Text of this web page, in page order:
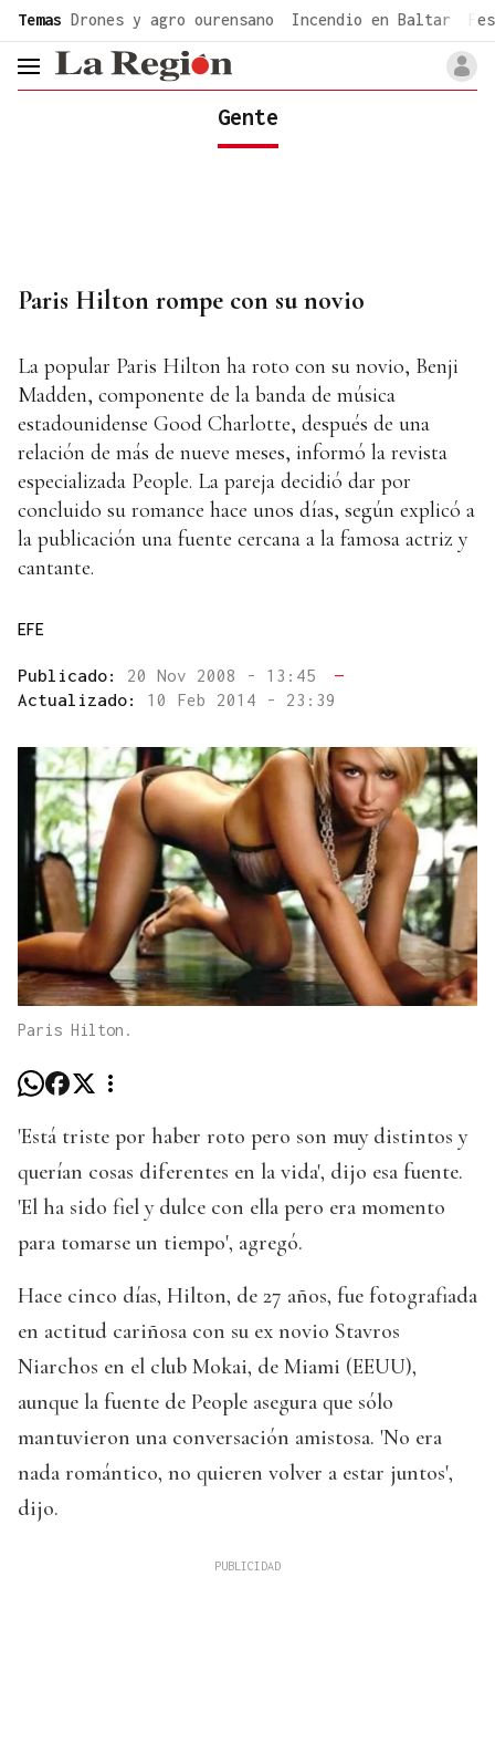
Temas Drones y agro ourensano Incendio en Baltar
header.menu.open
Gente
Paris Hilton rompe con su novio
La popular Paris Hilton ha roto con su novio, Benji
Madden, componente de la banda de música
estadounidense Good Charlotte, después de una
relación de más de nueve meses, informó la revista
especializada People. La pareja decidió dar por
concluido su romance hace unos días, según explicó a
la publicación una fuente cercana a la famosa actriz y
cantante.
EFE
Publicado: 20 Nov 2008 - 13:45
—
Actualizado: 10 Feb 2014 - 23:39
Paris Hilton.
'Está triste por haber roto pero son muy distintos y
querían cosas diferentes en la vida', dijo esa fuente.
'El ha sido fiel y dulce con ella pero era momento
para tomarse un tiempo', agregó.
Hace cinco días, Hilton, de 27 años, fue fotografiada
en actitud cariñosa con su ex novio Stavros
Niarchos en el club Mokai, de Miami (EEUU),
aunque la fuente de People asegura que sólo
mantuvieron una conversación amistosa. 'No era
nada romántico, no quieren volver a estar juntos',
dijo.